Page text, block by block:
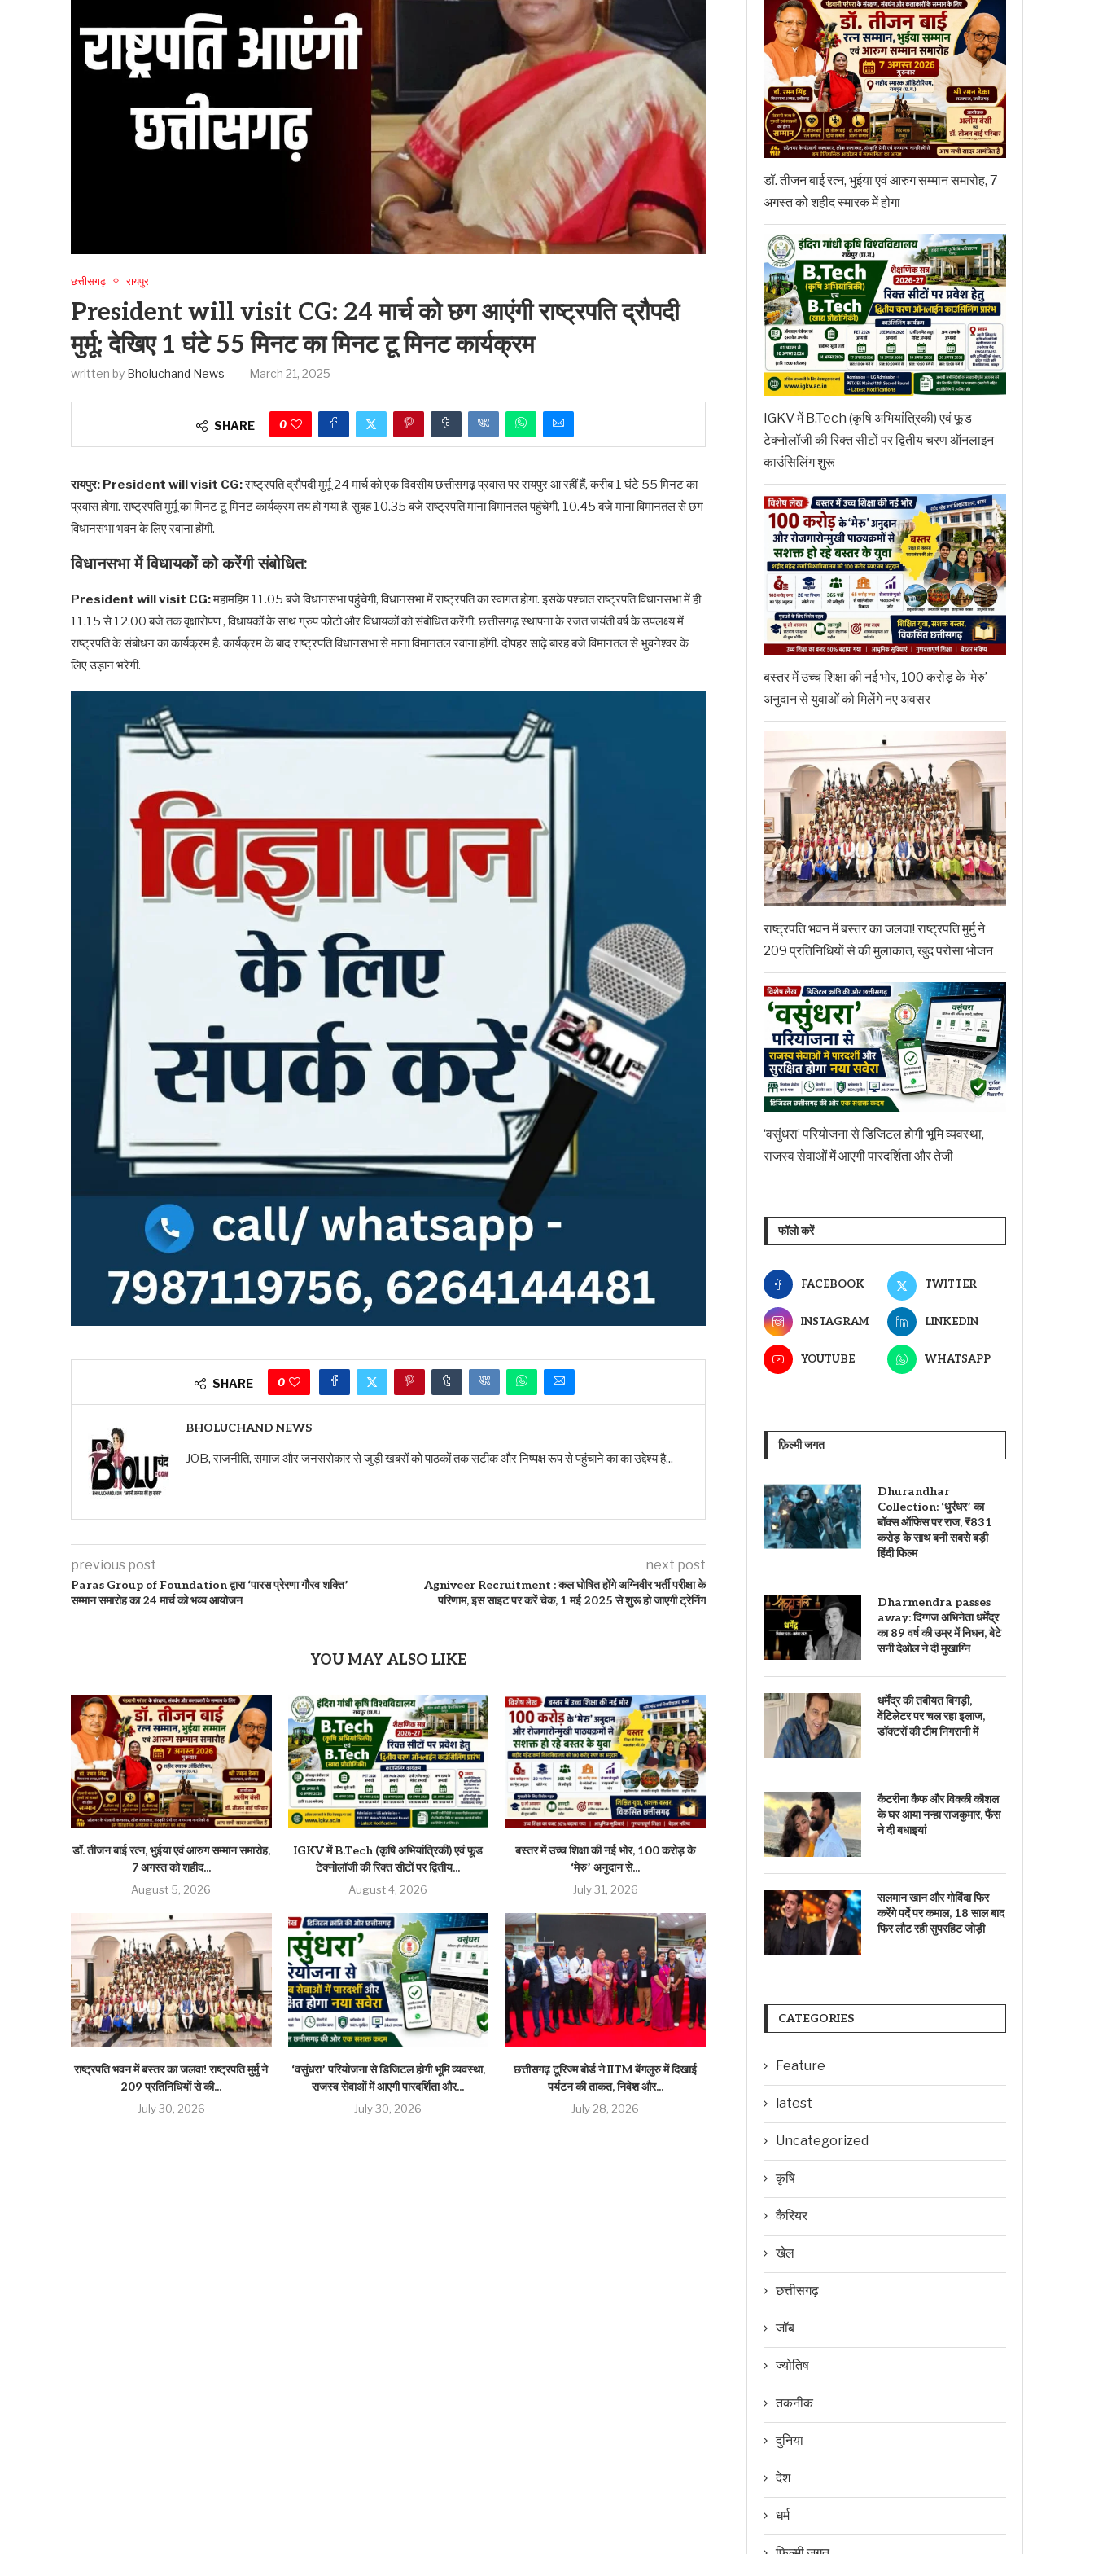
छत्तीसगढ़ रायपुर
President will visit CG: 24 मार्च को छग आएंगी राष्ट्रपति द्रौपदी
मुर्मू: देखिए 1 घंटे 55 मिनट का मिनट टू मिनट कार्यक्रम
written by Bholuchand News March 21, 2025
SHARE 0
रायपुर: President will visit CG:राष्ट्रपति द्रौपदी मुर्मू 24 मार्च को एक दिवसीय छत्तीसगढ़ प्रवास पर रायपुर आ रहीं हैं, करीब 1 घंटे 55 मिनट का
प्रवास होगा. राष्ट्रपति मुर्मू का मिनट टू मिनट कार्यक्रम तय हो गया है. सुबह 10.35 बजे राष्ट्रपति माना विमानतल पहुंचेगी, 10.45 बजे माना विमानतल से छग
विधानसभा भवन के लिए रवाना होंगी.
विधानसभा में विधायकों को करेंगी संबोधित:
President will visit CG:महामहिम 11.05 बजे विधानसभा पहुंचेगी, विधानसभा में राष्ट्रपति का स्वागत होगा. इसके पश्चात राष्ट्रपति विधानसभा में ही
11.15 से 12.00 बजे तक वृक्षारोपण , विधायकों के साथ ग्रुप फोटो और विधायकों को संबोधित करेंगी. छत्तीसगढ़ स्थापना के रजत जयंती वर्ष के उपलक्ष्य में
राष्ट्रपति के संबोधन का कार्यक्रम है. कार्यक्रम के बाद राष्ट्रपति विधानसभा से माना विमानतल रवाना होंगी. दोपहर साढ़े बारह बजे विमानतल से भुवनेश्वर के
लिए उड़ान भरेगी.
SHARE 0
BHOLUCHAND NEWS
JOB, राजनीति, समाज और जनसरोकार से जुड़ी खबरों को पाठकों तक सटीक और निष्पक्ष रूप से पहुंचाने का का उद्देश्य है...
previous post
Paras Group of Foundation द्वारा ‘पारस प्रेरणा गौरव शक्ति’
सम्मान समारोह का 24 मार्च को भव्य आयोजन
next post
Agniveer Recruitment : कल घोषित होंगे अग्निवीर भर्ती परीक्षा के
परिणाम, इस साइट पर करें चेक, 1 मई 2025 से शुरू हो जाएगी ट्रेनिंग
YOU MAY ALSO LIKE
डॉ. तीजन बाई रत्न, भुईया एवं आरुग सम्मान समारोह,
7 अगस्त को शहीद...
August 5, 2026
IGKV में B.Tech (कृषि अभियांत्रिकी) एवं फूड
टेक्नोलॉजी की रिक्त सीटों पर द्वितीय...
August 4, 2026
बस्तर में उच्च शिक्षा की नई भोर, 100 करोड़ के
‘मेरु’ अनुदान से...
July 31, 2026
राष्ट्रपति भवन में बस्तर का जलवा! राष्ट्रपति मुर्मु ने
209 प्रतिनिधियों से की...
July 30, 2026
‘वसुंधरा’ परियोजना से डिजिटल होगी भूमि व्यवस्था,
राजस्व सेवाओं में आएगी पारदर्शिता और...
July 30, 2026
छत्तीसगढ़ टूरिज्म बोर्ड ने IITM बेंगलुरु में दिखाई
पर्यटन की ताकत, निवेश और...
July 28, 2026
डॉ. तीजन बाई रत्न, भुईया एवं आरुग सम्मान समारोह, 7
अगस्त को शहीद स्मारक में होगा
IGKV में B.Tech (कृषि अभियांत्रिकी) एवं फूड
टेक्नोलॉजी की रिक्त सीटों पर द्वितीय चरण ऑनलाइन
काउंसिलिंग शुरू
बस्तर में उच्च शिक्षा की नई भोर, 100 करोड़ के ‘मेरु’
अनुदान से युवाओं को मिलेंगे नए अवसर
राष्ट्रपति भवन में बस्तर का जलवा! राष्ट्रपति मुर्मु ने
209 प्रतिनिधियों से की मुलाकात, खुद परोसा भोजन
‘वसुंधरा’ परियोजना से डिजिटल होगी भूमि व्यवस्था,
राजस्व सेवाओं में आएगी पारदर्शिता और तेजी
फॉलो करें
FACEBOOK TWITTER
INSTAGRAM LINKEDIN
YOUTUBE WHATSAPP
फ़िल्मी जगत
Dhurandhar
Collection: ‘धुरंधर’ का
बॉक्स ऑफिस पर राज, ₹831
करोड़ के साथ बनी सबसे बड़ी
हिंदी फिल्म
Dharmendra passes
away: दिग्गज अभिनेता धर्मेंद्र
का 89 वर्ष की उम्र में निधन, बेटे
सनी देओल ने दी मुखाग्नि
धर्मेंद्र की तबीयत बिगड़ी,
वेंटिलेटर पर चल रहा इलाज,
डॉक्टरों की टीम निगरानी में
कैटरीना कैफ और विक्की कौशल
के घर आया नन्हा राजकुमार, फैंस
ने दी बधाइयां
सलमान खान और गोविंदा फिर
करेंगे पर्दे पर कमाल, 18 साल बाद
फिर लौट रही सुपरहिट जोड़ी
CATEGORIES
Feature
latest
Uncategorized
कृषि
कैरियर
खेल
छत्तीसगढ़
जॉब
ज्योतिष
तकनीक
दुनिया
देश
धर्म